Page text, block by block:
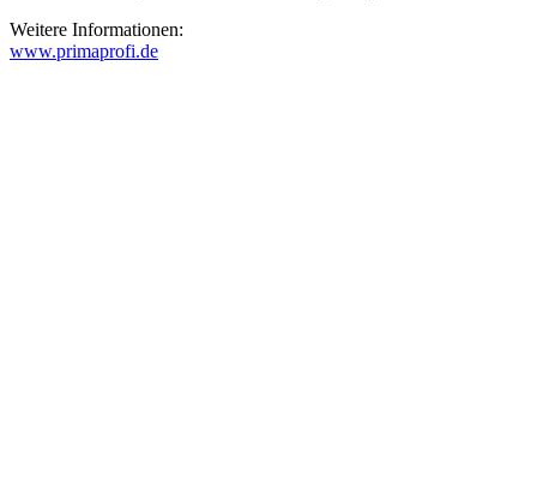
Weitere Informationen:
www.primaprofi.de